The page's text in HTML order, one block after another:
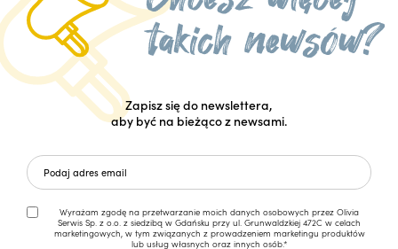
Zapisz się do newslettera,
aby być na bieżąco z newsami.
Wyrażam zgodę na przetwarzanie moich danych osobowych przez Olivia
Serwis Sp. z o.o. z siedzibą w Gdańsku przy ul. Grunwaldzkiej 472C w celach
marketingowych, w tym związanych z prowadzeniem marketingu produktów
lub usług własnych oraz innych osób.*